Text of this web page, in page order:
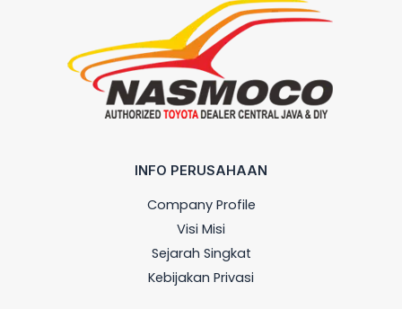
INFO PERUSAHAAN
Company Profile
Visi Misi
Sejarah Singkat
Kebijakan Privasi